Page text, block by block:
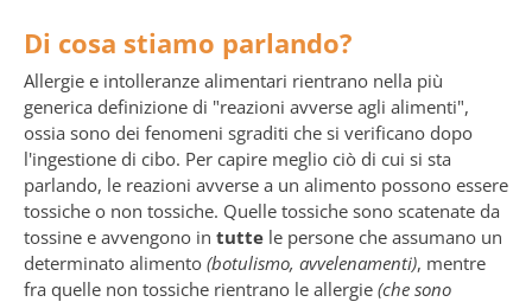
Di cosa stiamo parlando?
Allergie e intolleranze alimentari rientrano nella più
generica definizione di "reazioni avverse agli alimenti",
ossia sono dei fenomeni sgraditi che si verificano dopo
l'ingestione di cibo. Per capire meglio ciò di cui si sta
parlando, le reazioni avverse a un alimento possono essere
tossiche o non tossiche. Quelle tossiche sono scatenate da
tossine e avvengono in tutte le persone che assumano un
determinato alimento (botulismo, avvelenamenti), mentre
fra quelle non tossiche rientrano le allergie (che sono